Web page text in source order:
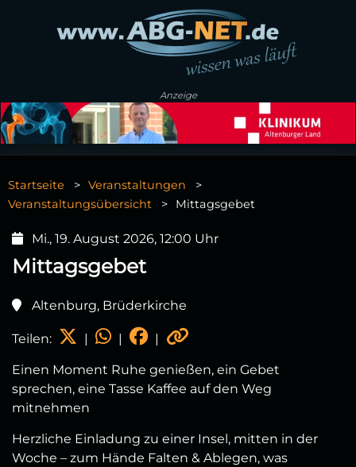
Anzeige
Startseite
Veranstaltungen
Veranstaltungsübersicht
Mittagsgebet
Mi., 19. August 2026, 12:00 Uhr
Mittagsgebet
Altenburg, Brüderkirche
Teilen: | | |
Einen Moment Ruhe genießen, ein Gebet
sprechen, eine Tasse Kaffee auf den Weg
mitnehmen
Herzliche Einladung zu einer Insel, mitten in der
Woche – zum Hände Falten & Ablegen, was